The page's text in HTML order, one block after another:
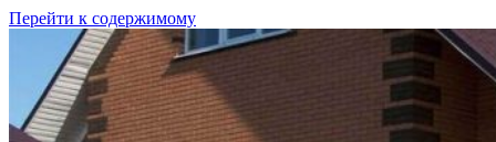
Перейти к содержимому